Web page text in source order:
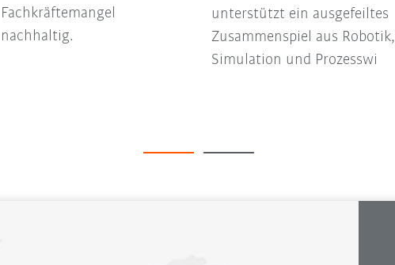
Fachkräftemangel
nachhaltig.
unterstützt ein ausgefeiltes
Zusammenspiel aus Robotik,
Simulation und Prozesswi